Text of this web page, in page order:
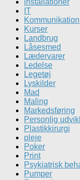
installationer
IT
Kommunikation
Kurser
Landbrug
Låsesmed
Lædervarer
Ledelse
Legetøj
Lyskilder
Mad
Maling
Markedsføring
Personlig
Plastikkirurgi
pleje
Poker
Print
Psykiatrisk
Pumper